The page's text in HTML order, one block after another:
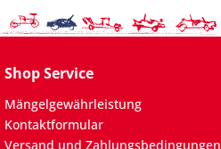
Shop Service
Mängelgewährleistung
Kontaktformular
Versand und Zahlungsbedingungen